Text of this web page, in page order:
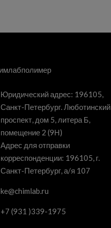
Юридический адрес: 196105,
Санкт-Петербург. Люботинский
проспект, дом 5, литера Б,
помещение 2 (9Н)
Адрес для отправки
корреспонденции: 196105, г.
Санкт-Петербург, а/я 107
ke@chimlab.ru
+7 (931 )339-1975